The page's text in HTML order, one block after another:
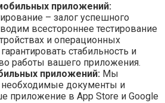
приложений:
– залог успешного
всестороннее тестирование
и операционных
стабильность и
работы вашего приложения.
приложений: Мы
необходимые документы и
приложение в App Store и Google